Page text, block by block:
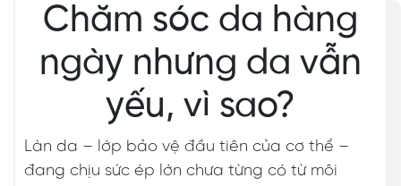
Chăm sóc da hàng
ngày nhưng da vẫn
yếu, vì sao?
Làn da – lớp bảo vệ đầu tiên của cơ thể –
đang chịu sức ép lớn chưa từng có từ môi